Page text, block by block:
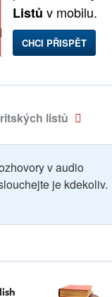
Listů v mobilu.
CHCI PŘISPĚT
listů
v audio
je kdekoliv.